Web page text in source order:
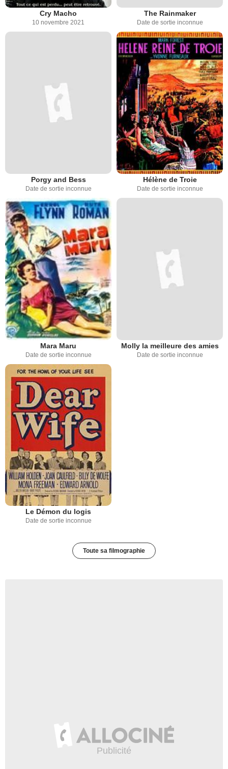
Cry Macho
10 novembre 2021
The Rainmaker
Date de sortie inconnue
Porgy and Bess
Date de sortie inconnue
Hélène de Troie
Date de sortie inconnue
Mara Maru
Date de sortie inconnue
Molly la meilleure des amies
Date de sortie inconnue
Le Démon du logis
Date de sortie inconnue
Toute sa filmographie